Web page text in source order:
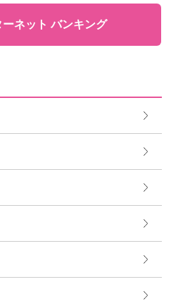
ネット バンキング